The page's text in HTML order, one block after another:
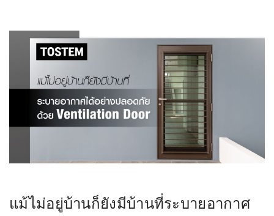
แม้ไม่อยู่บ้านก็ยังมีบ้านที่ระบายอากาศ